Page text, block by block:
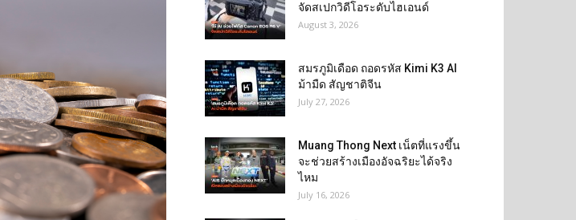
จัดสเปกวิดีโอระดับไฮเอนด์
August 3, 2026
สมรภูมิเดือด ถอดรหัส Kimi K3 AI
ม้ามืด สัญชาติจีน
July 27, 2026
Muang Thong Next เน็ตที่แรงขึ้น
จะช่วยสร้างเมืองอัจฉริยะได้จริง
ไหม
July 16, 2026